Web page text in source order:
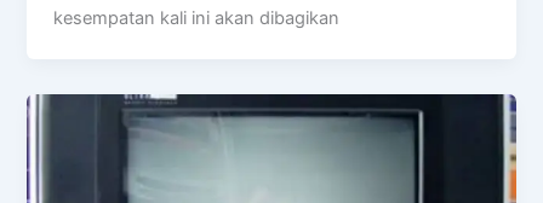
kesempatan kali ini akan dibagikan